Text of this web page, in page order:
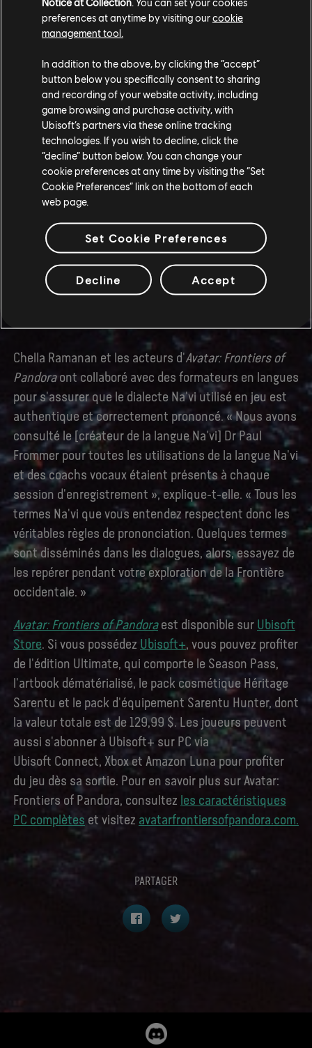
TESTEZ DES
RECETTES
Magnus Jansén recommande aux joueurs de s'amuser
à chercher des recettes, car les différents ingrédients
vous offriront des avantages. « Testez de nouvelles
choses », conseille-t-il. « Lorsque vous aurez
déterminé les effets d'un ingrédient, vous en
profiterez dans tous les plats où il est utilisé. »
APPRENEZ DES
Chella Ramanan et les acteurs d'Avatar: Frontiers of
Pandoraont collaboré avec des formateurs en langues
pour s'assurer que le dialecte Na'vi utilisé en jeu est
authentique et correctement prononcé. « Nous avons
consulté le [créateur de la langue Na'vi] Dr Paul
Frommer pour toutes les utilisations de la langue Na'vi
et des coachs vocaux étaient présents à chaque
session d'enregistrement », explique-t-elle. « Tous les
termes Na'vi que vous entendez respectent donc les
véritables règles de prononciation. Quelques termes
sont disséminés dans les dialogues, alors, essayez de
les repérer pendant votre exploration de la Frontière
occidentale. »
Avatar: Frontiers of Pandoraest disponible sur Ubisoft
Store. Si vous possédez Ubisoft+, vous pouvez profiter
de l'édition Ultimate, qui comporte le Season Pass,
l'artbook dématérialisé, le pack cosmétique Héritage
Sarentu et le pack d'équipement Sarentu Hunter, dont
la valeur totale est de 129,99 $. Les joueurs peuvent
aussi s'abonner à Ubisoft+ sur PC via
Ubisoft Connect, Xbox et Amazon Luna pour profiter
du jeu dès sa sortie. Pour en savoir plus sur Avatar:
Frontiers of Pandora, consultez les caractéristiques
PC complètes et visitez avatarfrontiersofpandora.com.
PARTAGER
preferences at anytime by visiting ourcookie
management tool.
In addition to the above, by clicking the “accept”
button below you specifically consent to sharing
and recording of your website activity, including
game browsing and purchase activity, with
Ubisoft’s partners via these online tracking
technologies. If you wish to decline, click the
“decline” button below. You can change your
cookie preferences at any time by visiting the “Set
Cookie Preferences” link on the bottom of each
web page.
Set Cookie Preferences
Decline Accept